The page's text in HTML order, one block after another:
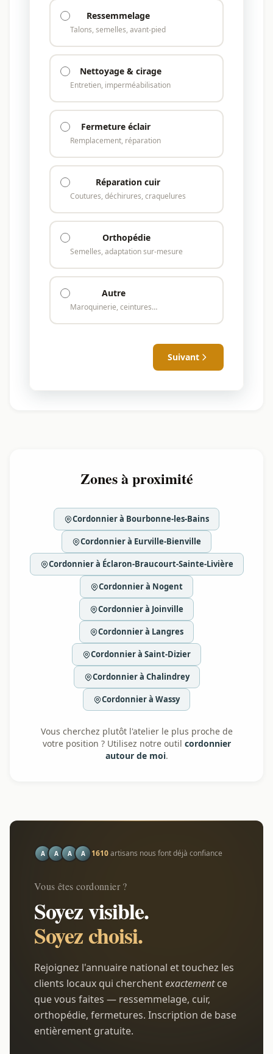
Ressemmelage
Talons, semelles, avant-pied
Nettoyage & cirage
Entretien, imperméabilisation
Fermeture éclair
Remplacement, réparation
Réparation cuir
Coutures, déchirures, craquelures
Orthopédie
Semelles, adaptation sur-mesure
Autre
Maroquinerie, ceintures…
Suivant
Zones à proximité
Cordonnier à Bourbonne-les-Bains
Cordonnier à Eurville-Bienville
Cordonnier à Éclaron-Braucourt-Sainte-Livière
Cordonnier à Nogent
Cordonnier à Joinville
Cordonnier à Langres
Cordonnier à Saint-Dizier
Cordonnier à Chalindrey
Cordonnier à Wassy
Vous cherchez plutôt l'atelier le plus proche de
votre position ? Utilisez notre outil cordonnier
autour de moi.
A A A A 1610artisans nous font déjà confiance
Vous êtes cordonnier ?
Soyez visible.
Soyez choisi.
Rejoignez l'annuaire national et touchez les
clients locaux qui cherchentexactementce
que vous faites — ressemmelage, cuir,
orthopédie, fermetures. Inscription de base
entièrement gratuite.